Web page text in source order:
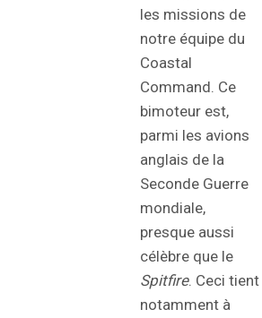
les missions de
notre équipe du
Coastal
Command. Ce
bimoteur est,
parmi les avions
anglais de la
Seconde Guerre
mondiale,
presque aussi
célèbre que le
Spitfire. Ceci tient
notamment à